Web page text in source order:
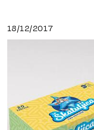
18/12/2017